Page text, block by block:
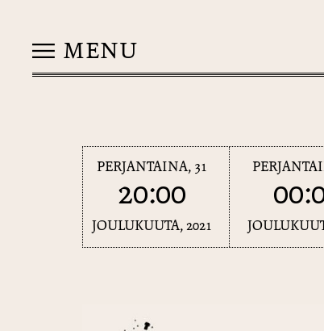
MENU
PERJANTAINA, 31
20:00
JOULUKUUTA, 2021